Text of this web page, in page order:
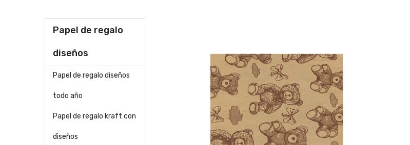
Papel de regalo
diseños
Papel de regalo diseños
todo año
Papel de regalo kraft con
diseños